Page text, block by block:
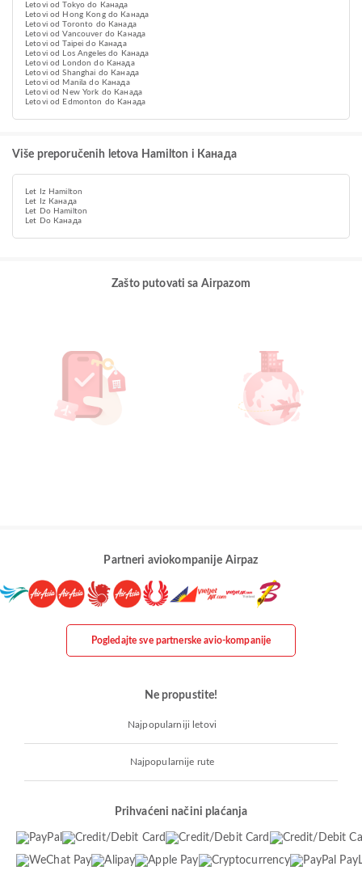
Letovi od Tokyo do Канада
Letovi od Hong Kong do Канада
Letovi od Toronto do Канада
Letovi od Vancouver do Канада
Letovi od Taipei do Канада
Letovi od Los Angeles do Канада
Letovi od London do Канада
Letovi od Shanghai do Канада
Letovi od Manila do Канада
Letovi od New York do Канада
Letovi od Edmonton do Канада
Više preporučenih letova Hamilton i Канада
Let Iz Hamilton
Let Iz Канада
Let Do Hamilton
Let Do Канада
Zašto putovati sa Airpazom
Partneri aviokompanije Airpaz
Pogledajte sve partnerske avio-kompanije
Ne propustite!
Najpopularniji letovi
Najpopularnije rute
Prihvaćeni načini plaćanja